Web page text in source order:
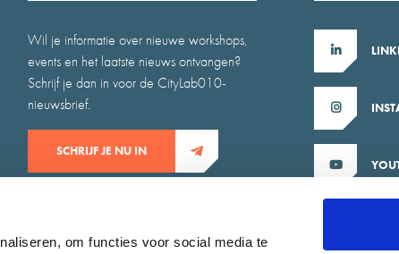
om functies voor social media te
Wil je informatie over nieuwe workshops,
events en het laatste nieuws ontvangen?
Schrijf je dan in voor de CityLab010-
nieuwsbrief.
SCHRIJF JE NU IN